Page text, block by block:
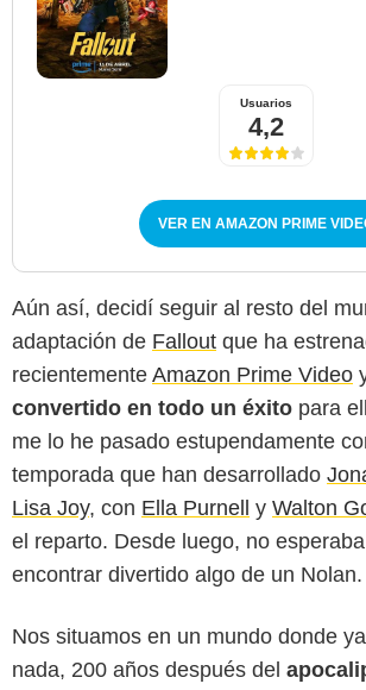
Usuarios
4,2
VER EN AMAZON PRIME
Aún así, decidí seguir al resto del
adaptación de Fallout que ha
recientemente Amazon Prime Video
convertido en todo un éxito para
me lo he pasado estupendamente
temporada que han desarrollado
Lisa Joy, con Ella Purnell y Walton
el reparto. Desde luego, no
encontrar divertido algo de un Nolan.
Nos situamos en un mundo donde
nada, 200 años después del